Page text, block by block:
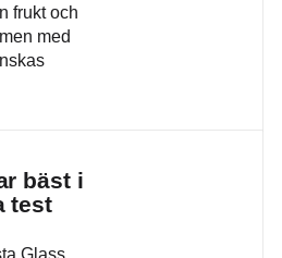
frukt och
med
bäst i
test
Glass